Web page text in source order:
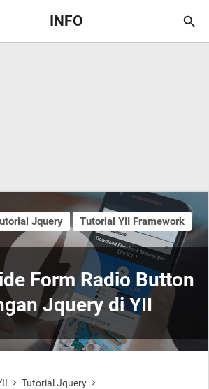
INFO 
Form Radio Button
Jquery di YII
Jquery Tutorial YII Framework
 Tutorial Jquery 